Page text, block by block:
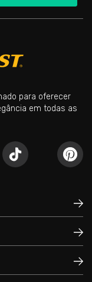
para oferecer
em todas as